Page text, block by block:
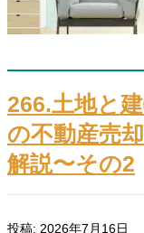
266.土地と
の不動産売
解説〜その2
投稿: 2026年7月16日